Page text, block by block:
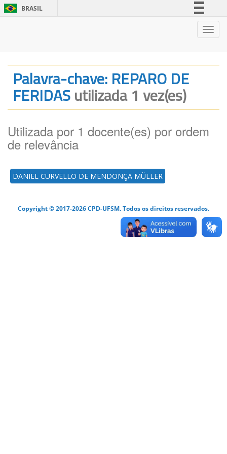
BRASIL
Legislação
Canais
Palavra-chave: REPARO DE
FERIDASutilizada 1 vez(es)
Utilizada por 1 docente(es) por ordem
de relevância
DANIEL CURVELLO DE MENDONÇA MÜLLER
Copyright © 2017-2026 CPD-UFSM. Todos os direitos reservados.